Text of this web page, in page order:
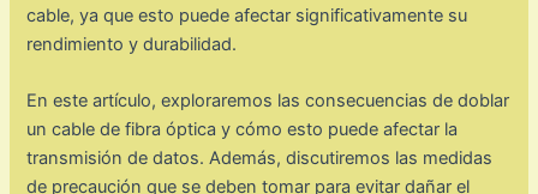
cable, ya que esto puede afectar significativamente su
rendimiento y durabilidad.
En este artículo, exploraremos las consecuencias de doblar
un cable de fibra óptica y cómo esto puede afectar la
transmisión de datos. Además, discutiremos las medidas
de precaución que se deben tomar para evitar dañar el